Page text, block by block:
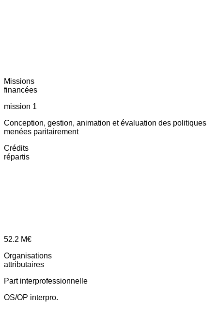
Missions
financées
mission 1
Conception, gestion, animation et évaluation des politiques
menées paritairement
Crédits
répartis
52.2 M€
Organisations
attributaires
Part interprofessionnelle
OS/OP interpro.